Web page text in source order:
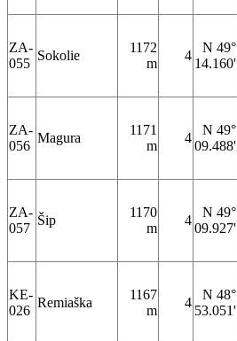
ZA-
055
Sokolie
1172
m
4
N 49°
14.160'
ZA-
056
Magura
1171
m
4
N 49°
09.488'
ZA-
057
Šip
1170
m
4
N 49°
09.927'
KE-
026
Remiaška
1167
m
4
N 48°
53.051'